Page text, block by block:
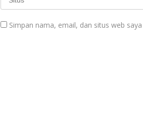
Simpan nama, email, dan situs web